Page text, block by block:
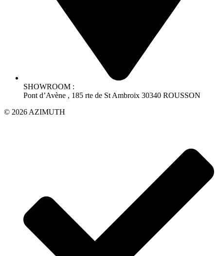
SHOWROOM :
Pont d’Avène , 185 rte de St Ambroix 30340 ROUSSON
© 2026 AZIMUTH